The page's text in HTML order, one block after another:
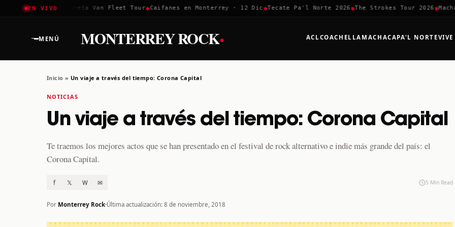
EN VIVO
2026✱Greta Van Fleet Tour✱Caifanes en Monterrey · 12 Dic ✱Tecate Pa'l Norte 2026✱The Strokes Tour 2026 ✱Machaca
MENÚ MONTERREY ROCK· ACLCOACHELLA MACHACAPA'L NORTE
Inicio » Un viaje a través del tiempo: Corona Capital
NOTICIAS
Un viaje a través del tiempo: Corona Capital
Te traemos los mejores actos que se han presentado en el festival de rock alternativo e indie más grande del país: el
Corona Capital.
f 𝕏 W ✉ 5 Min Read
Por Monterrey Rock Última actualización: 8 de noviembre, 2018